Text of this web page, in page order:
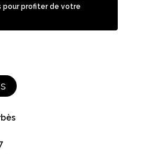
pour profiter de votre